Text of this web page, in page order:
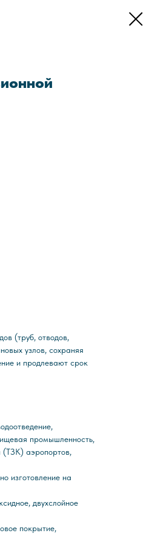
(труб, отводов,
узлов, сохраняя
и продлевают срок
промышленность,
(ТЗК) аэропортов,
изготовление на
двухслойное
покрытие,